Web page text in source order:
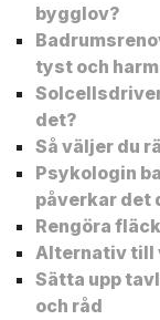
bygglov?
tyst och
det?
Så väljer du
Psykologin
påverkar det
Rengöra
Alternativ till
Sätta upp
och råd